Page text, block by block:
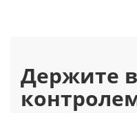
Держите